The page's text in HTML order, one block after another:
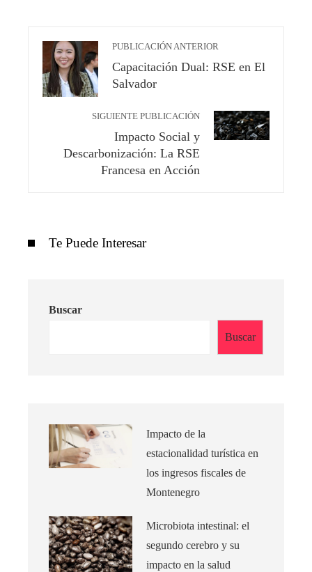
PUBLICACIÓN ANTERIOR
Capacitación Dual: RSE en El
Salvador
SIGUIENTE PUBLICACIÓN
Impacto Social y
Descarbonización: La RSE
Francesa en Acción
Te Puede Interesar
Buscar
Buscar
Impacto de la
estacionalidad turística en
los ingresos fiscales de
Montenegro
Microbiota intestinal: el
segundo cerebro y su
impacto en la salud